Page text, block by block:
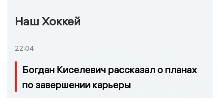
Наш Хоккей
22:04
Богдан Киселевич рассказал о планах
по завершении карьеры